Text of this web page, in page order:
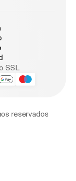
SSL
reservados